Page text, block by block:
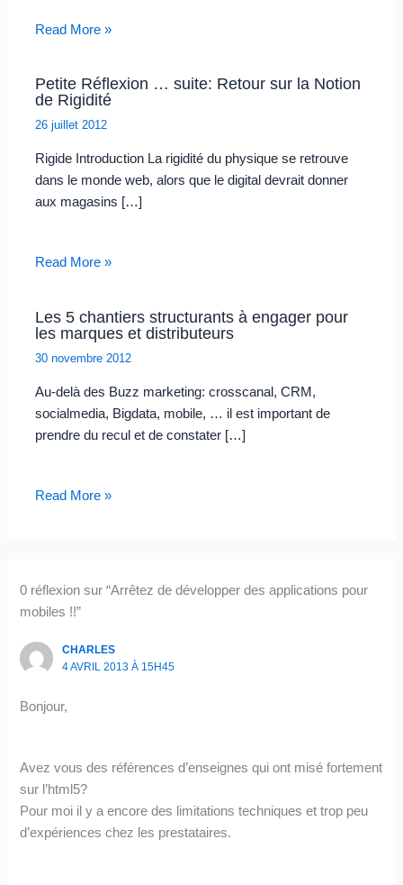
Read More »
Petite Réflexion … suite: Retour sur la Notion
de Rigidité
26 juillet 2012
Rigide Introduction La rigidité du physique se retrouve
dans le monde web, alors que le digital devrait donner
aux magasins […]
Read More »
Les 5 chantiers structurants à engager pour
les marques et distributeurs
30 novembre 2012
Au-delà des Buzz marketing: crosscanal, CRM,
socialmedia, Bigdata, mobile, … il est important de
prendre du recul et de constater […]
Read More »
0 réflexion sur “Arrêtez de développer des applications pour
mobiles !!”
CHARLES
4 AVRIL 2013 À 15H45
Bonjour,
Avez vous des références d’enseignes qui ont misé fortement
sur l’html5?
Pour moi il y a encore des limitations techniques et trop peu
d’expériences chez les prestataires.